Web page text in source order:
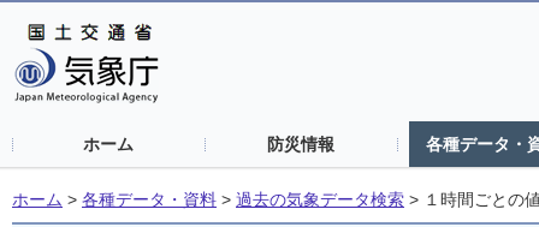
ホーム 防災情報 各種データ・
ホーム > 各種データ・資料 > 過去の気象データ検索 > １時間ごとの